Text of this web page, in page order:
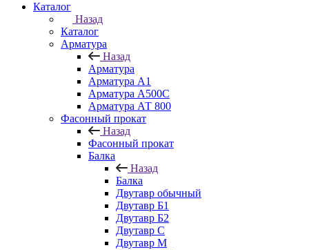
Каталог
Назад
Каталог
Арматура
Назад
Арматура
Арматура А1
Арматура А500С
Арматура АТ 800
Фасонный прокат
Назад
Фасонный прокат
Балка
Назад
Балка
Двутавр обычный
Двутавр Б1
Двутавр Б2
Двутавр С
Двутавр М